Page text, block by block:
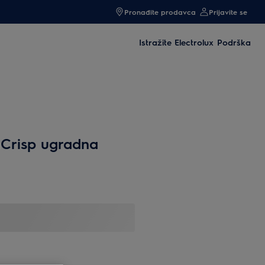
Pronađite prodavca Prijavite se
Istražite Electrolux Podrška
ugradna